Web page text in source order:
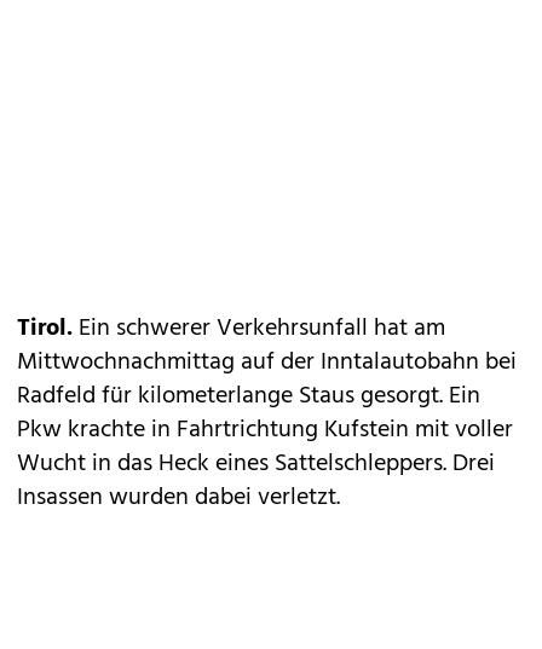
Tirol.Ein schwerer Verkehrsunfall hat am
Mittwochnachmittag auf der Inntalautobahn bei
Radfeld für kilometerlange Staus gesorgt. Ein
Pkw krachte in Fahrtrichtung Kufstein mit voller
Wucht in das Heck eines Sattelschleppers. Drei
Insassen wurden dabei verletzt.